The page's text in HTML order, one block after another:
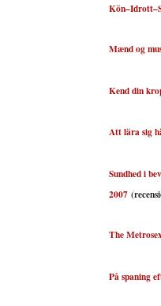
Mænd og
Kend din
Att lära sig
Sundhed i
2007
The
På spaning